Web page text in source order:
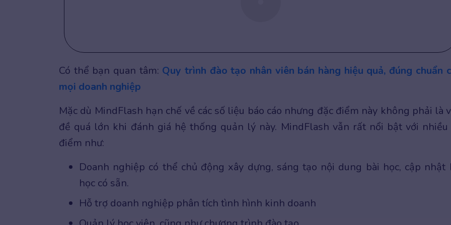
Có thể bạn quan tâm: Quy trình đào tạo nhân viên bán hàng hiệu quả, đúng chuẩn
mọi doanh nghiệp
Mặc dù MindFlash hạn chế về các số liệu báo cáo nhưng đặc điểm này không phải là
đề quá lớn khi đánh giá hệ thống quản lý này. MindFlash vẫn rất nổi bật với nhiều
điểm như:
Doanh nghiệp có thể chủ động xây dựng, sáng tạo nội dung bài học, cập nhật
học có sẵn.
Hỗ trợ doanh nghiệp phân tích tình hình kinh doanh